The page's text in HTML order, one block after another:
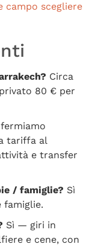
campo scegliere
Circa
80 € per
tariffa al
e transfer
/ famiglie? Sì
Sì — giri in
e cene, con